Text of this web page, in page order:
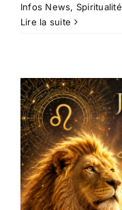
Infos News, Spiritualité
Lire la suite